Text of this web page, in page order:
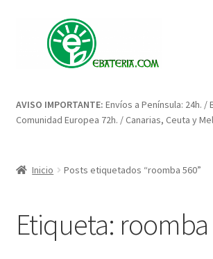
contenido
Blog: artículos y consejos
Contacto
AVISO IMPORTANTE: Envíos a Península: 24h. /
Comunidad Europea 72h. / Canarias, Ceuta y
Inicio Posts etiquetados “roomba 560”
Etiqueta: roomba